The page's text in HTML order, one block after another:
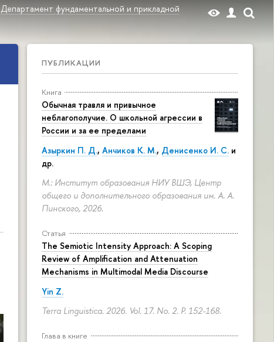
Департамент фундаментальной и прикладной
ПУБЛИКАЦИИ
Книга
Обычная травля и привычное
неблагополучие. О школьной агрессии в
России и за ее пределами
Азыркин П. Д., Анчиков К. М., Денисенко И. С. и
др.
М.: Институт образования НИУ ВШЭ, Центр
общего и дополнительного образования им. А. А.
Пинского, 2026.
Статья
The Semiotic Intensity Approach: A Scoping
Review of Amplification and Attenuation
Mechanisms in Multimodal Media Discourse
Yin Z.
Terra Linguistica. 2026. Vol. 17. No. 2. P. 152-168.
Глава в книге